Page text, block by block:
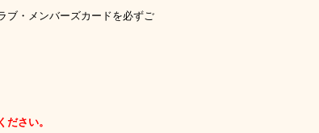
ブ・メンバーズカードを必ずご
さい。